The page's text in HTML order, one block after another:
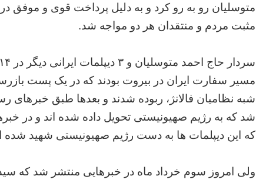
متوسلیان رو به رو کرد و به دلیل پرداخت قوی و موفق در
مثبت مردم و منتقدان هر دو مواجه شد.
مسیر سفارت ایران در بیروت بودند که در یک پست
شبه نظامیان فالانژ، ربوده شدند و بعدها طبق
شد که به رژیم صهیونیستی تحویل داده شده اند و در
که این دیپلمات ها به دست رژیم صهیونیستی شهید شده
ولی امروز سوم خرداد ماه در خبرهایی منتشر شد که